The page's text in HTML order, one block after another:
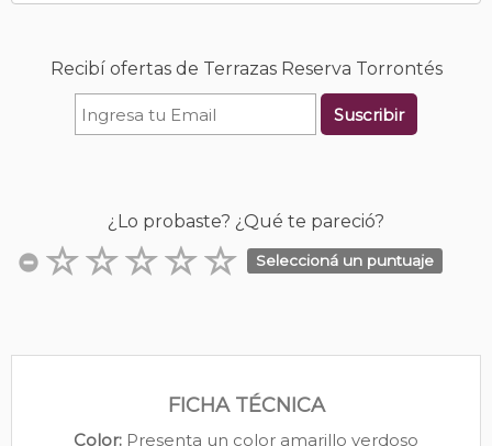
Recibí ofertas de Terrazas Reserva Torrontés
Suscribir
¿Lo probaste? ¿Qué te pareció?
Seleccioná un puntuaje
FICHA TÉCNICA
Color: Presenta un color amarillo verdoso